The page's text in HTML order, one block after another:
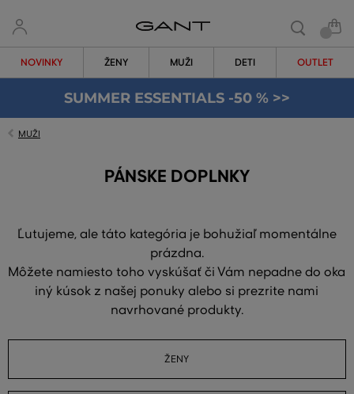
NOVINKY ŽENY MUŽI DETI OUTLET
SUMMER ESSENTIALS -50 % >>
MUŽI
PÁNSKE DOPLNKY
Ľutujeme, ale táto kategória je bohužiaľ momentálne
prázdna.
Môžete namiesto toho vyskúšať či Vám nepadne do oka
iný kúsok z našej ponuky alebo si prezrite nami
navrhované produkty.
ŽENY